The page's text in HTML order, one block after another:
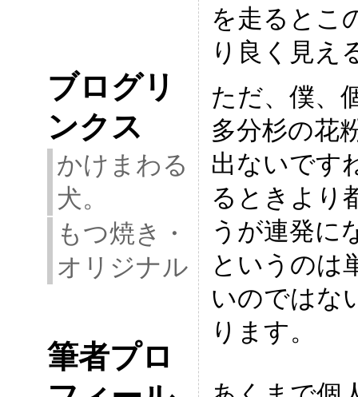
ブログリ
ンクス
かけまわる
犬。
もつ焼き・
オリジナル
筆者プロ
を走るとこ
り良く見え
ただ、僕、
多分杉の花
出ないです
るときより
うが連発に
というのは
いのではな
ります。